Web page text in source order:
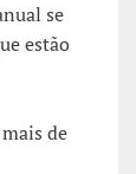
se
estão
de